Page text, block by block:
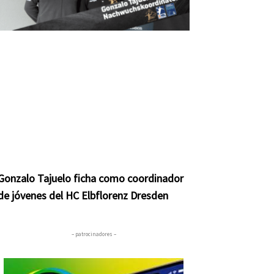
Tajuelo ficha como coordinador
jóvenes del HC Elbflorenz Dresden
– patrocinadores –